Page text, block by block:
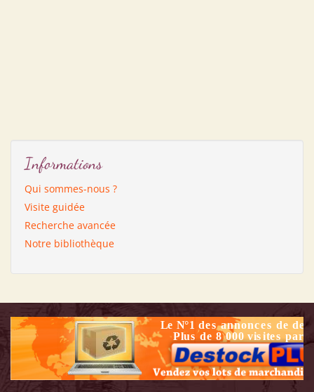
Informations
Qui sommes-nous ?
Visite guidée
Recherche avancée
Notre bibliothèque